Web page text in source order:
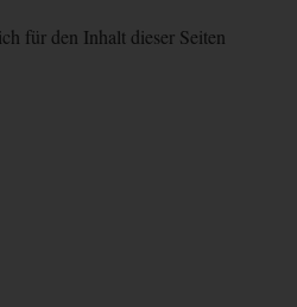
für den Inhalt dieser Seiten